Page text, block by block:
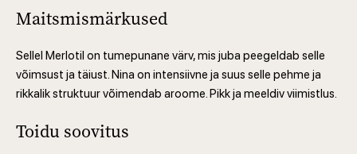
Maitsmismärkused
Sellel Merlotil on tumepunane värv, mis juba peegeldab selle
võimsust ja täiust. Nina on intensiivne ja suus selle pehme ja
rikkalik struktuur võimendab aroome. Pikk ja meeldiv viimistlus.
Toidu soovitus